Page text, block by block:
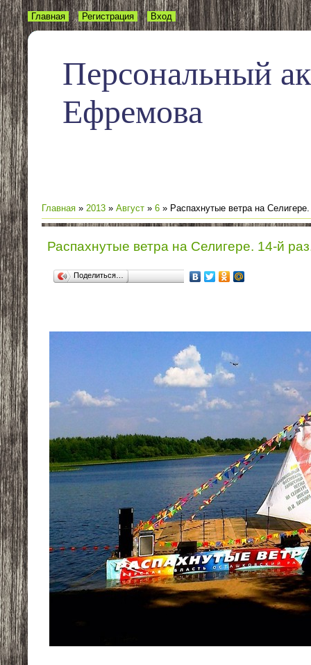
Персональный
Ефремова
Главная Регистрация Вход
Главная » 2013 » Август » 6 » Распахнутые ветра на
Распахнутые ветра на Селигере. 14-й
Поделиться…